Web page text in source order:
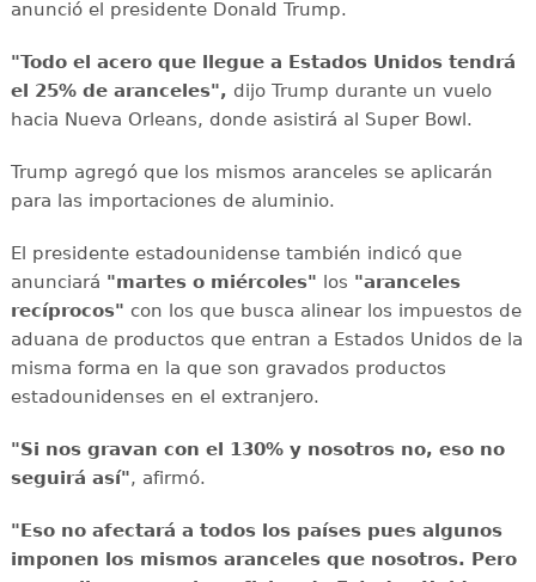
anunció el presidente Donald Trump.
"Todo el acero que llegue a Estados Unidos tendrá
el 25% de aranceles", dijo Trump durante un vuelo
hacia Nueva Orleans, donde asistirá al Super Bowl.
Trump agregó que los mismos aranceles se aplicarán
para las importaciones de aluminio.
El presidente estadounidense también indicó que
anunciará "martes o miércoles" los "aranceles
recíprocos" con los que busca alinear los impuestos de
aduana de productos que entran a Estados Unidos de la
misma forma en la que son gravados productos
estadounidenses en el extranjero.
"Si nos gravan con el 130% y nosotros no, eso no
seguirá así", afirmó.
"Eso no afectará a todos los países pues algunos
imponen los mismos aranceles que nosotros. Pero